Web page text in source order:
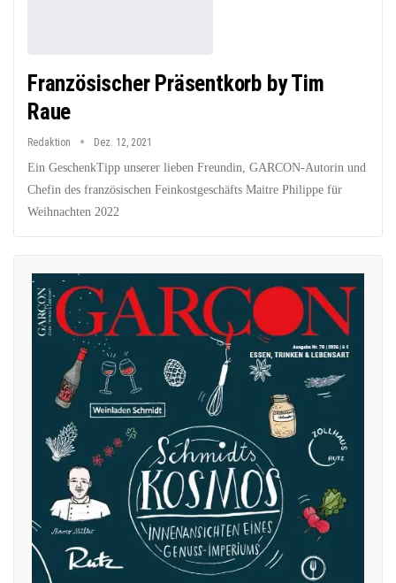
Französischer Präsentkorb by Tim
Raue
Redaktion Dez. 12, 2021
Ein GeschenkTipp unserer lieben Freundin, GARCON-Autorin und
Chefin des französischen Feinkostgeschäfts Maitre Philippe für
Weihnachten 2022